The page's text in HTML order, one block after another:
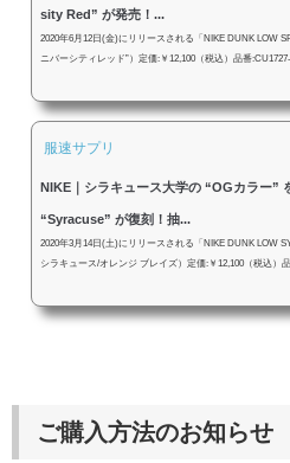
sity Red” が発売！...
2020年6月12日(金)にリリースされる「NIKE DUNK LOW
ニバーシティレッド”）定価:￥12,100（税込）品番
服速サプリ
NIKE｜シラキュース大学の “OGカラー”
“Syracuse” が復刻！抽...
2020年3月14日(土)にリリースされる「NIKE DUNK LOW
シラキュース/オレンジ ブレイズ）定価:￥12,100（税込）
ご購入方法のお知らせ